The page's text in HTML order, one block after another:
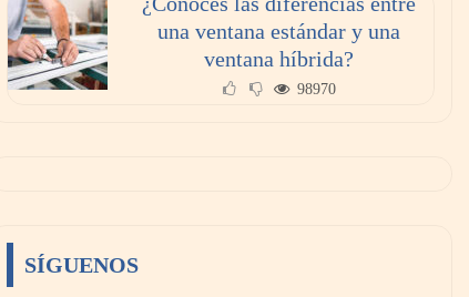
una ventana estándar y una
ventana híbrida?
98970
SÍGUENOS